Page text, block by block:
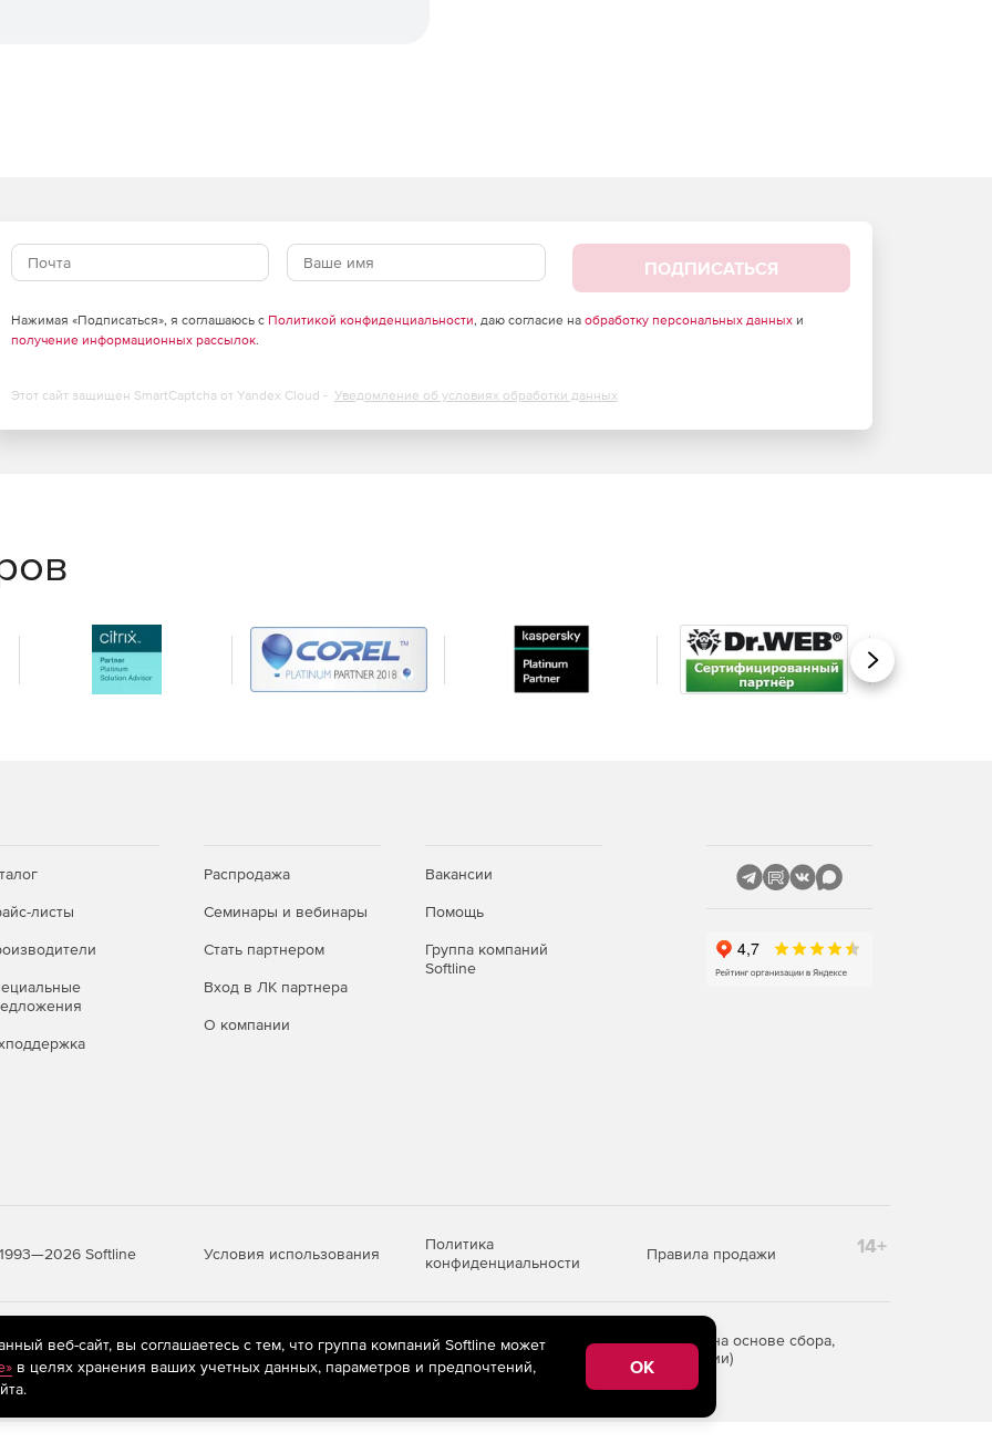
защитой от фишинга попытки перехвата
ПОДПИСАТЬСЯ
Нажимая «Подписаться», я соглашаюсь с Политикой конфиденциальности, даю согласие на обработку персональных данныхи
получение информационных рассылок.
Этот сайт защищен SmartCaptcha от Yandex Cloud - Уведомление об условиях обработки данных
Вперед
листы
Распродажа
Семинары и вебинары
Стать партнером
Вход в ЛК партнера
О компании
Вакансии
Помощь
Группа компаний
Softline
Softline Условия использования
Политика
конфиденциальности
Правила продажи 14+
рекомендательные технологии(информационные технологии предоставления информации на основе сбора,
пользователей сети «Интернет», находящихся на территории Российской Федерации)
веб-сайт, вы соглашаетесь с тем, что группа компаний Softline может
в целях хранения ваших учетных данных, параметров и предпочтений,
OK